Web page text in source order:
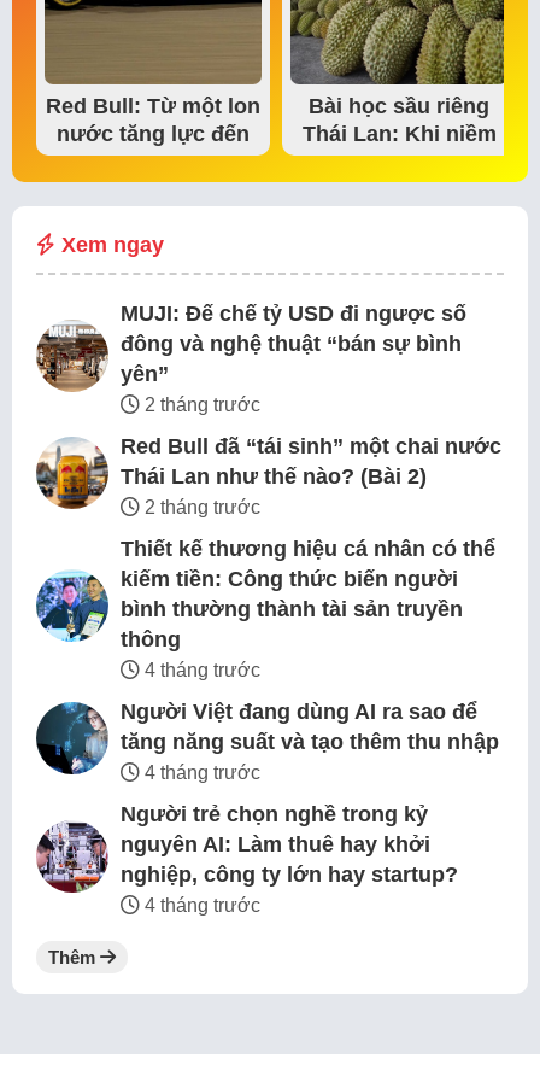
Red Bull: Từ một lon
nước tăng lực đến
đế chế thể…
Bài học sầu riêng
Thái Lan: Khi niềm
tin thị trường bắt…
Xem ngay
MUJI: Đế chế tỷ USD đi ngược số
đông và nghệ thuật “bán sự bình
yên”
2 tháng trước
Red Bull đã “tái sinh” một chai nước
Thái Lan như thế nào? (Bài 2)
2 tháng trước
Thiết kế thương hiệu cá nhân có thể
kiếm tiền: Công thức biến người
bình thường thành tài sản truyền
thông
4 tháng trước
Người Việt đang dùng AI ra sao để
tăng năng suất và tạo thêm thu nhập
4 tháng trước
Người trẻ chọn nghề trong kỷ
nguyên AI: Làm thuê hay khởi
nghiệp, công ty lớn hay startup?
4 tháng trước
Thêm